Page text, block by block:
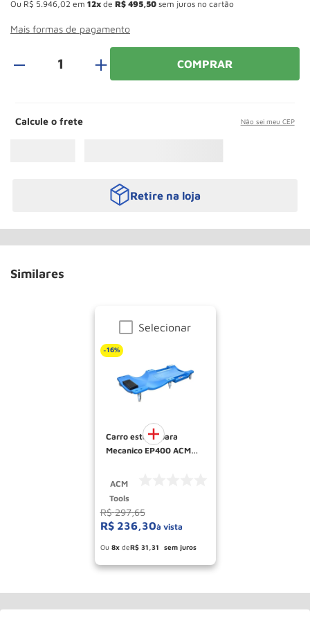
Ou R$ 5.946 02 em 12 de R$ 495 50 sem juros no cartão
Mais formas de pagamento
＋ COMPRAR
Calcule o frete Não sei meu CEP
Retire na loja
Similares
Selecionar
-16%
Carro esteira para
Mecanico EP400 ACM
ACM
Tools
R$ 297,65
R$ 236,30à vista
pagando no boleto
8 R$ 31 ,31
10º Rodizio